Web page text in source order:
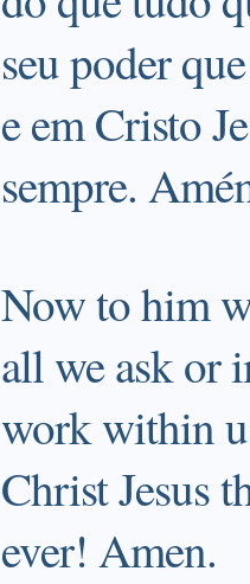
seu poder
e em Cristo
sempre.
Now to him
all we ask or
work within
Christ Jesus
ever! Amen.